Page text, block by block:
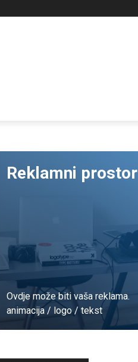
Reklamni prostor
Ovdje može biti vaša reklama.
animacija / logo / tekst